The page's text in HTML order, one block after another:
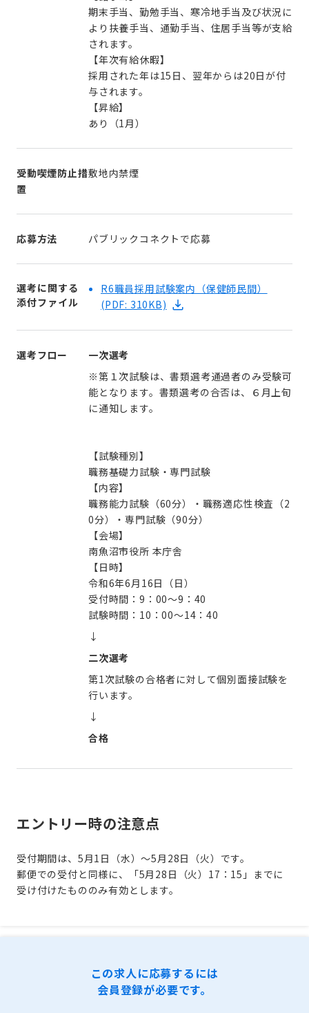
期末手当、勤勉手当、寒冷地手当及び状況に
より扶養手当、通勤手当、住居手当等が支給
されます。
【年次有給休暇】
採用された年は15日、翌年からは20日が付
与されます。
【昇給】
あり（1月）
受動喫煙防止措
置
敷地内禁煙
応募方法 パブリックコネクトで応募
選考に関する
添付ファイル
R6職員採用試験案内（保健師民間）
(PDF: 310KB)
選考フロー
一次選考
※第１次試験は、書類選考通過者のみ受験可
能となります。書類選考の合否は、６月上旬
に通知します。
【試験種別】
職務基礎力試験・専門試験
【内容】
職務能力試験（60分）・職務適応性検査（2
0分）・専門試験（90分）
【会場】
南魚沼市役所 本庁舎
【日時】
令和6年6月16日（日）
受付時間：9：00〜9：40
試験時間：10：00〜14：40
↓
二次選考
第1次試験の合格者に対して個別面接試験を
行います。
↓
合格
エントリー時の注意点
受付期間は、5月1日（水）〜5月28日（火）です。
郵便での受付と同様に、「5月28日（火）17：15」までに
受け付けたもののみ有効とします。
この求人に応募するには
会員登録が必要です。